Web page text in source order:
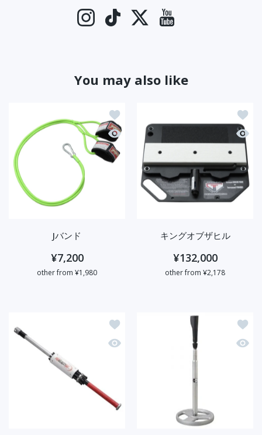
InstagramTikTok Twitter
You may also like
ほしい物リストに追加する Jバンド
クイックビュー Jバンド
Jバンド
¥7,200
other from ¥1,980
ほし
クイ
キングオブザヒル
¥132,000
other from ¥2,178
ほしい物リストに追加する プロベロ
クイックビュー プロベローシティーバ
ほし
クイ